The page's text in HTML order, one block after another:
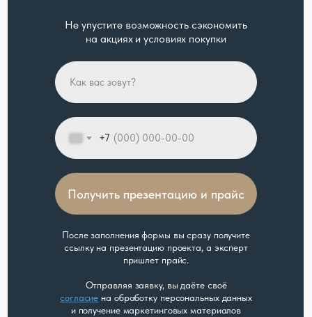
+7
Получить презентацию и прайс
Не упустите возможность сэкономить
на акциях и условиях покупки
После заполнения формы вы сразу получите
ссылку на презентацию проекта, а эксперт
пришлет прайс.
Отправляя заявку, вы даёте своё
согласие на обработку персональных данных
и получение маркетинговых материалов